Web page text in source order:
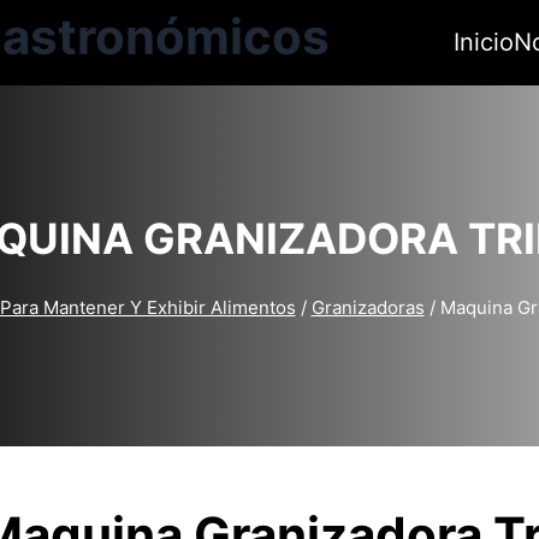
Inicio
GRANIZADORA
Mantener Y Exhibir Alimentos / Granizadoras / Maquina